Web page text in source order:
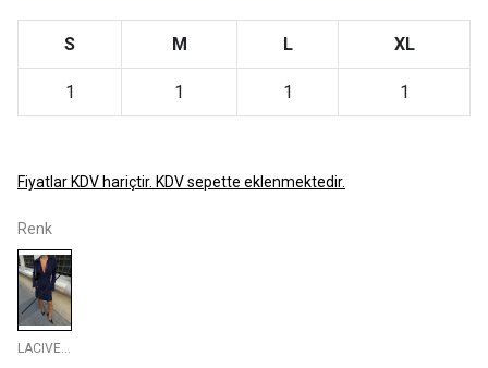
S M L XL
1 1 1 1
Fiyatlar KDV hariçtir. KDV sepette eklenmektedir.
Renk
LACIVERT